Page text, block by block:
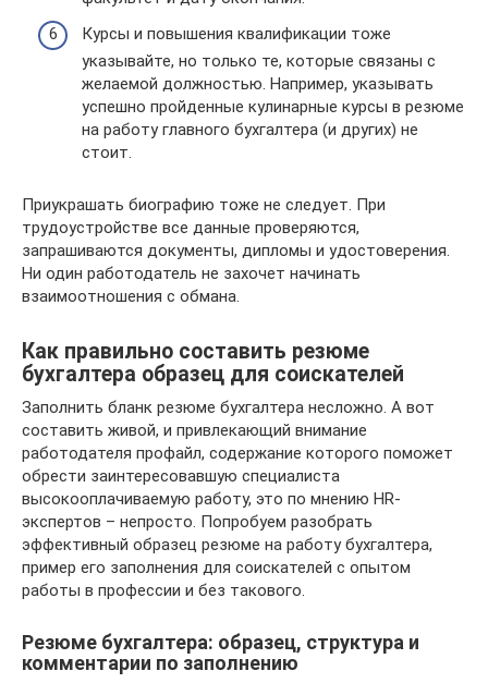
Курсы и повышения квалификации тоже
указывайте, но только те, которые связаны с
желаемой должностью. Например, указывать
успешно пройденные кулинарные курсы в резюме
на работу главного бухгалтера (и других) не
стоит.
Приукрашать биографию тоже не следует. При
трудоустройстве все данные проверяются,
запрашиваются документы, дипломы и удостоверения.
Ни один работодатель не захочет начинать
взаимоотношения с обмана.
Как правильно составить резюме
бухгалтера образец для соискателей
Заполнить бланк резюме бухгалтера несложно. А вот
составить живой, и привлекающий внимание
работодателя профайл, содержание которого поможет
обрести заинтересовавшую специалиста
высокооплачиваемую работу, это по мнению HR-
экспертов – непросто. Попробуем разобрать
эффективный образец резюме на работу бухгалтера,
пример его заполнения для соискателей с опытом
работы в профессии и без такового.
Резюме бухгалтера: образец, структура и
комментарии по заполнению